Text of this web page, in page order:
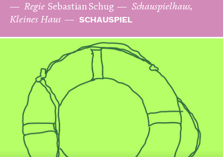
Regie Sebastian Schug
Schauspielhaus,
Kleines Haus
SCHAUSPIEL